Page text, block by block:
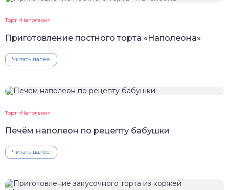
Торт «Наполеон»
Приготовление постного торта «Наполеона»
Читать далее
Торт «Наполеон»
Печём наполеон по рецепту бабушки
Читать далее